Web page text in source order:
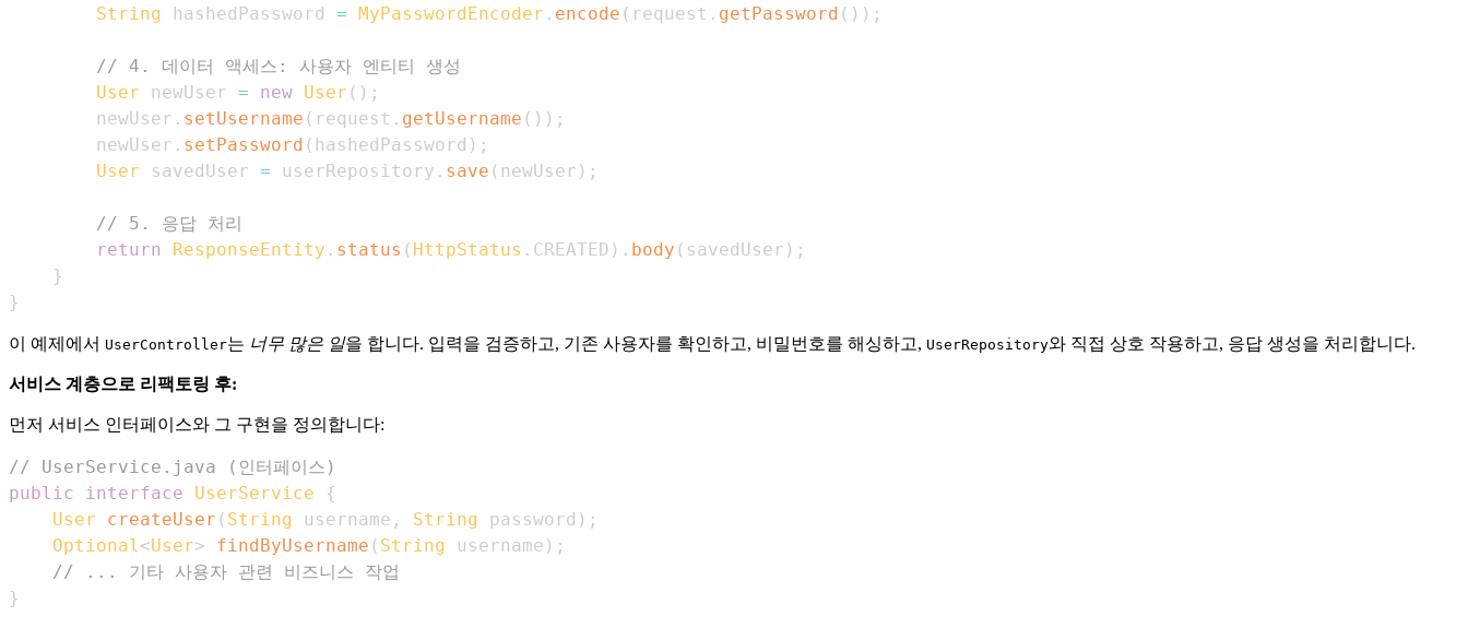
String hashedPassword = MyPasswordEncoder . encode ( request . getPassword ( ) ) ;
// 4. 데이터 액세스: 사용자 엔티티 생성
User newUser = new User ( ) ;
        newUser
. setUsername ( request . getUsername ( ) ) ;
        newUser
. setPassword ( hashedPassword ) ;
User savedUser = userRepository . save ( newUser ) ;
// 5. 응답 처리
return
ResponseEntity . status ( HttpStatus . CREATED ) . body ( savedUser ) ;
}
}
이 예제에서 UserController는 너무 많은 일을 합니다. 입력을 검증하고, 기존 사용자를 확인하고, 비밀번호를 해싱하고, UserRepository와 직접 상호 작용하고, 응답 생성을 처리합니다.
서비스 계층으로 리팩토링 후:
먼저 서비스 인터페이스와 그 구현을 정의합니다:
// UserService.java (인터페이스)
public
interface UserService
{
User
createUser ( String username , String password ) ;
Optional<User> findByUsername ( String username ) ;
// ... 기타 사용자 관련 비즈니스 작업
}